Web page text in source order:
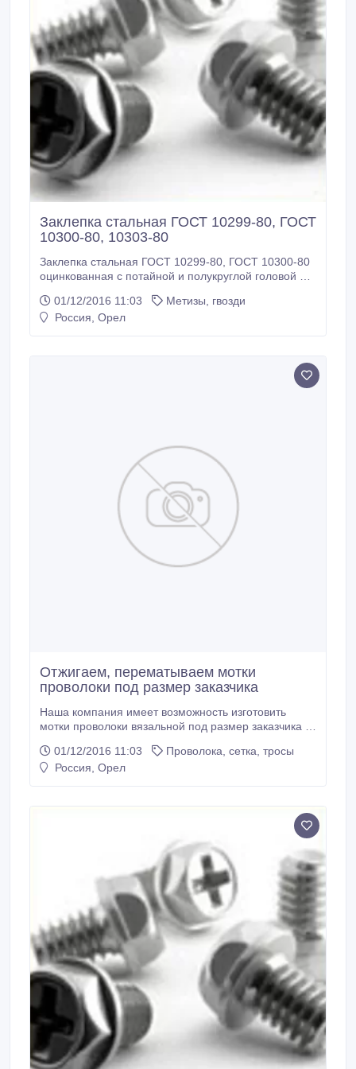
Заклепка стальная ГОСТ 10299-80, ГОСТ
10300-80, 10303-80
Заклепка стальная ГОСТ 10299-80, ГОСТ 10300-80
оцинкованная с потайной и полукруглой головой Ф5
Ф14 20-130; Ф16 20-130; Ф18 28-130; Ф20 34-160;
Ф24 40-180; Ф30 55-180; Ф36 55-180 Заклепки
головкой ГОСТ 10300-80 Ф 5-36 длина до 180 мм
01/12/2016 11:03
Метизы, гвозди
Россия, Орел
Отжигаем, перематываем мотки
проволоки под размер заказчика
Наша компания имеет возможность изготовить
мотки проволоки вязальной под размер заказчика от
размеры мотка, внутренний диаметр, внешний
диаметр и высоту мотка. По Вашему желанию
01/12/2016 11:03
Проволока, сетка, тросы
Россия, Орел